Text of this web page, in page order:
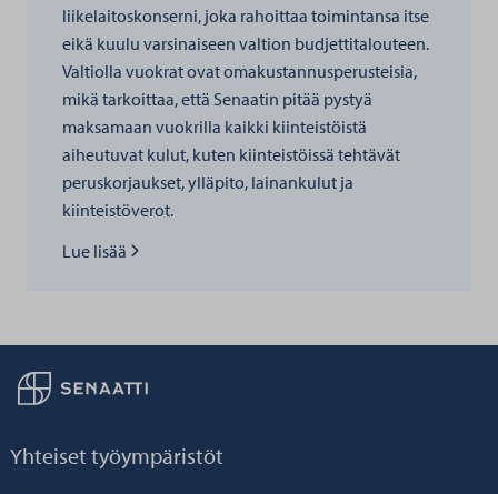
liikelaitoskonserni, joka rahoittaa toimintansa itse
eikä kuulu varsinaiseen valtion budjettitalouteen.
Valtiolla vuokrat ovat omakustannusperusteisia,
mikä tarkoittaa, että Senaatin pitää pystyä
maksamaan vuokrilla kaikki kiinteistöistä
aiheutuvat kulut, kuten kiinteistöissä tehtävät
peruskorjaukset, ylläpito, lainankulut ja
kiinteistöverot.
Lue lisää kohteesta
Lue lisää
Palaa taikaisin etusivulle
Yhteiset työympäristöt